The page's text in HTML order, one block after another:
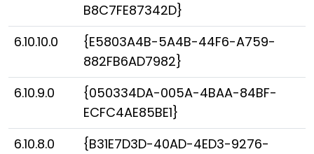
B8C7FE87342D}
6.10.10.0
{E5803A4B-5A4B-44F6-A759-
882FB6AD7982}
6.10.9.0
{050334DA-005A-4BAA-84BF-
ECFC4AE85BE1}
6.10.8.0
{B31E7D3D-40AD-4ED3-9276-